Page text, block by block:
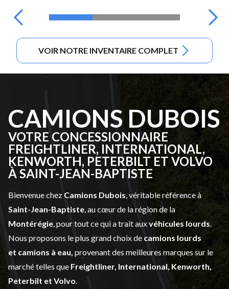
VOIR NOTRE INVENTAIRE COMPLET
CAMIONS DUBOIS
VOTRE CONCESSIONNAIRE
FREIGHTLINER, INTERNATIONAL,
KENWORTH, PETERBILT ET VOLVO
À SAINT-JEAN-BAPTISTE
Bienvenue chez Camions Dubois , véritable référence à
Saint-Jean-Baptiste , au cœur de la région de la
Montérégie , pour tout ce qui a trait auxvéhicules lourds
Nous proposons le plus grand choix de camions lourds
et camions à eau, provenant des meilleures marques sur le
marché telles que Freightliner, International, Kenworth,
Peterbilt et Volvo